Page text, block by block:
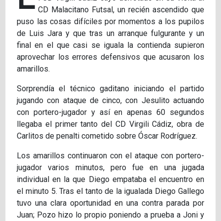
CD Malacitano Futsal, un recién ascendido que
puso las cosas difíciles por momentos a los pupilos
de Luis Jara y que tras un arranque fulgurante y un
final en el que casi se iguala la contienda supieron
aprovechar los errores defensivos que acusaron los
amarillos.
Sorprendía el técnico gaditano iniciando el partido
jugando con ataque de cinco, con Jesulito actuando
con portero-jugador y así en apenas 60 segundos
llegaba el primer tanto del CD Virgili Cádiz, obra de
Carlitos de penalti cometido sobre Óscar Rodríguez.
Los amarillos continuaron con el ataque con portero-
jugador varios minutos, pero fue en una jugada
individual en la que Diego empataba el encuentro en
el minuto 5. Tras el tanto de la igualada Diego Gallego
tuvo una clara oportunidad en una contra parada por
Juan; Pozo hizo lo propio poniendo a prueba a Joni y